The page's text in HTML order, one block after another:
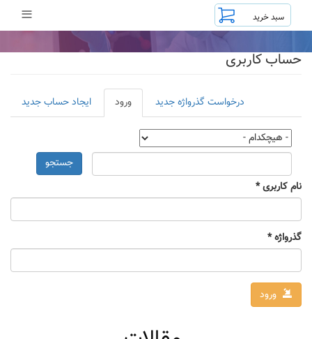
محتوای
≡
حساب کاربری
تب‌های
اولیه
ایجاد حساب جدید ورود
فعال)
درخواست گذرواژه جدید
جستجو
نام کاربری*
گذرواژه*
ورود